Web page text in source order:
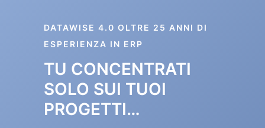
DATAWISE 4.0 OLTRE 25 ANNI DI
ESPERIENZA IN ERP
TU CONCENTRATI
SOLO SUI TUOI
PROGETTI…